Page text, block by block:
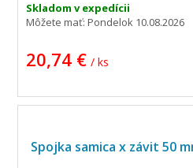
Skladom v expedícii
Môžete mať:Pondelok 10.08.2026
20,74 € / ks
Spojka samica x závit 50